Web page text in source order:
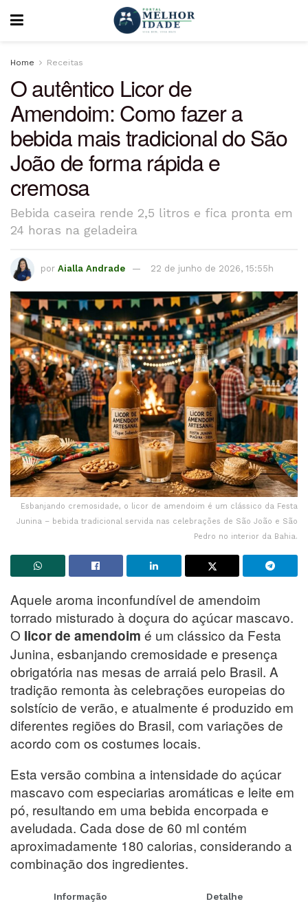
Home Receitas
O autêntico Licor de
Amendoim: Como fazer a
bebida mais tradicional do São
João de forma rápida e
cremosa
Bebida caseira rende 2,5 litros e fica pronta em
24 horas na geladeira
por Aialla Andrade 22 de junho de 2026, 15:55h
Esbanjando cremosidade, o licor de amendoim é um clássico da Festa
Junina – bebida tradicional servida nas celebrações de São João e São
Pedro no interior da Bahia.
Aquele aroma inconfundível de amendoim
torrado misturado à doçura do açúcar mascavo.
O licor de amendoim é um clássico da Festa
Junina, esbanjando cremosidade e presença
obrigatória nas mesas de arraiá pelo Brasil. A
tradição remonta às celebrações europeias do
solstício de verão, e atualmente é produzido em
diferentes regiões do Brasil, com variações de
acordo com os costumes locais.
Esta versão combina a intensidade do açúcar
mascavo com especiarias aromáticas e leite em
pó, resultando em uma bebida encorpada e
aveludada. Cada dose de 60 ml contém
aproximadamente 180 calorias, considerando a
combinação dos ingredientes.
Informação Detalhe